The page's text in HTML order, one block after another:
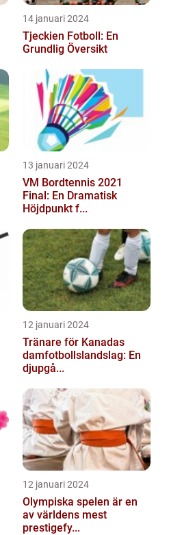
14 januari 2024
Tjeckien Fotboll: En
Grundlig Översikt
13 januari 2024
VM Bordtennis 2021
Final: En Dramatisk
Höjdpunkt f...
12 januari 2024
Tränare för Kanadas
damfotbollslandslag: En
djupgå...
12 januari 2024
Olympiska spelen är en
av världens mest
prestigefy...